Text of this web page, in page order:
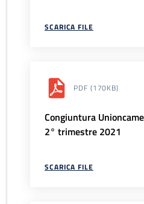
SCARICA FILE
PDF (170KB)
Congiuntura
2° trimestre 2021
SCARICA FILE